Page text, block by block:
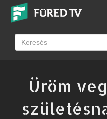
Üröm